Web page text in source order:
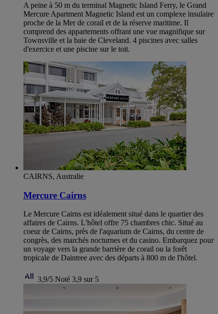
A peine à 50 m du terminal Magnetic Island Ferry, le Grand
Mercure Apartment Magnetic Island est un complexe insulaire
proche de la Mer de corail et de la réserve maritime. Il
comprend des appartements offrant une vue magnifique sur
Townsville et la baie de Cleveland. 4 piscines avec salles
d'exercice et une piscine sur le toit.
CAIRNS, Australie
Mercure Cairns
Le Mercure Cairns est idéalement situé dans le quartier des
affaires de Cairns. L'hôtel offre 75 chambres chic. Situé au
coeur de Cairns, près de l'aquarium de Cairns, du centre de
congrès, des marchés nocturnes et du casino. Embarquez pour
un voyage vers la grande barrière de corail ou la forêt
tropicale de Daintree avec des départs à 800 m de l'hôtel.
3,9/5 Noté 3,9 sur 5